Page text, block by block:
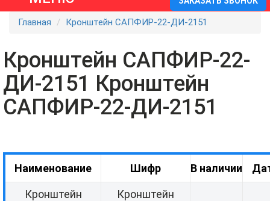
Главная Кронштейн САПФИР-22-ДИ-2151
Кронштейн САПФИР-22-
ДИ-2151 Кронштейн
САПФИР-22-ДИ-2151
Наименование Шифр В наличии
Кронштейн
Кронштейн